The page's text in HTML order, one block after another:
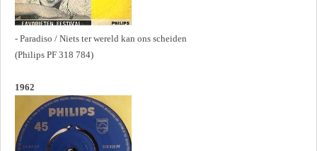
- Paradiso / Niets ter wereld kan ons scheiden
(Philips PF 318 784)
1962